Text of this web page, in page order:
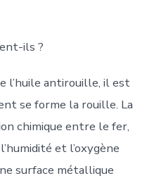
ils ?
l’huile antirouille, il est
se forme la rouille. La
chimique entre le fer,
et l’oxygène
surface métallique